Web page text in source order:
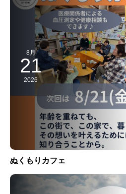
8月
21
2026
ぬくもりカフェ